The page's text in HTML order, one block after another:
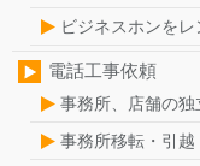
ビジネスホンをレ
電話工事依頼
事務所、店舗の独
事務所移転・引越